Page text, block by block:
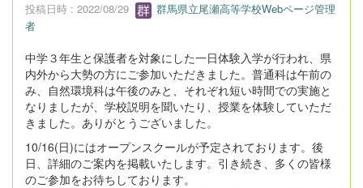
投稿日時 : 2022/08/29
群馬県立尾瀬高等学校Webページ管理
者
中学３年生と保護者を対象にした一日体験入学が行われ、県
内外から大勢の方にご参加いただきました。普通科は午前の
み、自然環境科は午後のみと、それぞれ短い時間での実施と
なりましたが、学校説明を聞いたり、授業を体験していただ
きました。ありがとうございました。
10/16(日)にはオープンスクールが予定されております。後
日、詳細のご案内を掲載いたします。引き続き、多くの皆様
のご参加をお待ちしております。